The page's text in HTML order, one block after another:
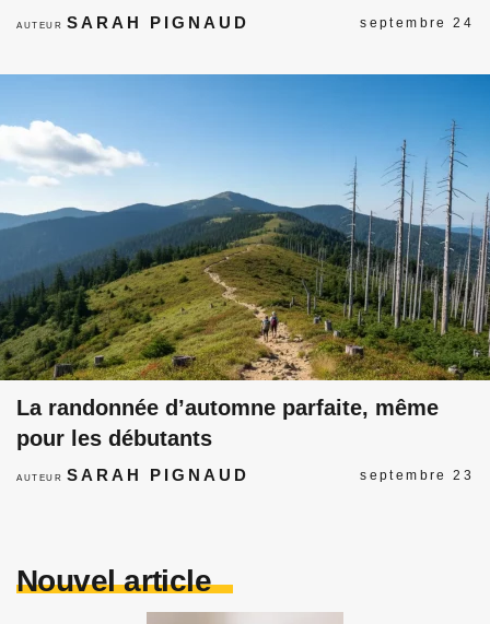
AUTEURSARAH PIGNAUD septembre 24
La randonnée d’automne parfaite, même
pour les débutants
AUTEURSARAH PIGNAUD septembre 23
Nouvel article